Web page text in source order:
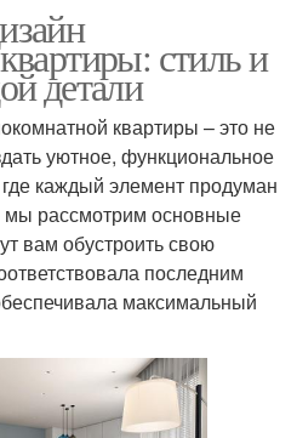
стиль и
детали
квартиры – это не
уютное, функциональное
каждый элемент продуман
мы рассмотрим основные
вам обустроить свою
последним
максимальный